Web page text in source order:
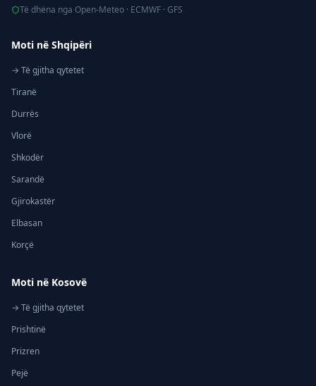
Të dhëna nga Open-Meteo · ECMWF · GFS
Moti në Shqipëri
→ Të gjitha qytetet
Tiranë
Durrës
Vlorë
Shkodër
Sarandë
Gjirokastër
Elbasan
Korçë
Moti në Kosovë
→ Të gjitha qytetet
Prishtinë
Prizren
Pejë